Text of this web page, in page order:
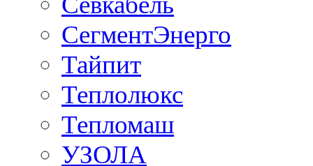
СегментЭнерго
Тайпит
Теплолюкс
Тепломаш
УЗОЛА